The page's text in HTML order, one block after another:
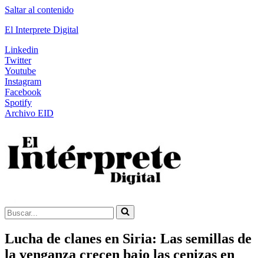
Saltar al contenido
El Interprete Digital
Linkedin
Twitter
Youtube
Instagram
Facebook
Spotify
Archivo EID
Buscar...
Lucha de clanes en Siria: Las semillas de
la venganza crecen bajo las cenizas en